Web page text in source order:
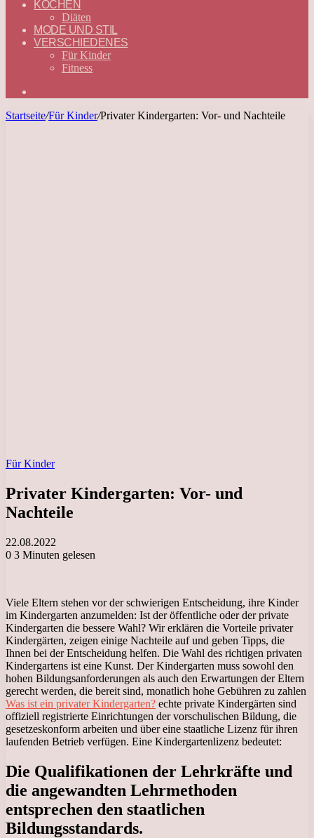
KOCHEN
Diäten
MODE UND STIL
VERSCHIEDENES
Für Kinder
Fitness
Startseite/Für Kinder/Privater Kindergarten: Vor- und Nachteile
Für Kinder
Privater Kindergarten: Vor- und
Nachteile
22.08.2022
0 3 Minuten gelesen
Viele Eltern stehen vor der schwierigen Entscheidung, ihre Kinder
im Kindergarten anzumelden: Ist der öffentliche oder der private
Kindergarten die bessere Wahl? Wir erklären die Vorteile privater
Kindergärten, zeigen einige Nachteile auf und geben Tipps, die
Ihnen bei der Entscheidung helfen. Die Wahl des richtigen privaten
Kindergartens ist eine Kunst. Der Kindergarten muss sowohl den
hohen Bildungsanforderungen als auch den Erwartungen der Eltern
gerecht werden, die bereit sind, monatlich hohe Gebühren zu zahlen
Was ist ein privater Kindergarten? echte private Kindergärten sind
offiziell registrierte Einrichtungen der vorschulischen Bildung, die
gesetzeskonform arbeiten und über eine staatliche Lizenz für ihren
laufenden Betrieb verfügen. Eine Kindergartenlizenz bedeutet:
Die Qualifikationen der Lehrkräfte und
die angewandten Lehrmethoden
entsprechen den staatlichen
Bildungsstandards.